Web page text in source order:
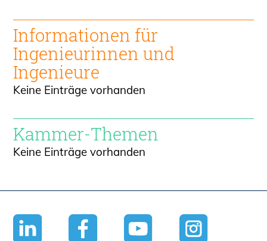
Informationen für
Ingenieurinnen und
Ingenieure
Keine Einträge vorhanden
Kammer-Themen
Keine Einträge vorhanden